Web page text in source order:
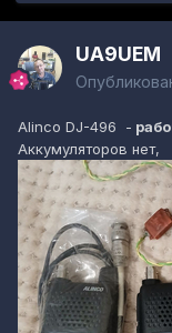
UA9UEM
Alinco DJ-496 -
Аккумуляторов нет,